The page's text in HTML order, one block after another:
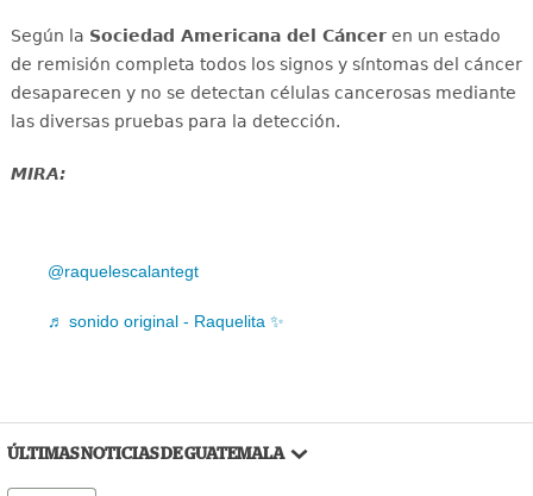
Según la Sociedad Americana del Cánceren un estado
de remisión completa todos los signos y síntomas del cáncer
desaparecen y no se detectan células cancerosas mediante
las diversas pruebas para la detección.
MIRA:
@raquelescalantegt
♬ sonido original - Raquelita ✨
ÚLTIMAS NOTICIAS DE GUATEMALA